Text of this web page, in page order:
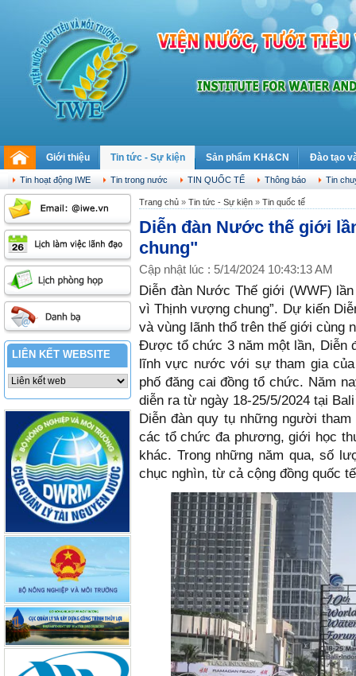
Giới thiệu Tin tức - Sự kiện Sản phẩm KH&CN Đào tạo
Tin hoạt động IWE Tin trong nước TIN QUỐC TẾ Thông báo Tin
Thứ bảy, 08.08.2026
LIÊN KẾT WEBSITE
Trang chủ » Tin tức - Sự kiện » Tin quốc tế
Diễn đàn Nước thế giới
chung"
Cập nhật lúc : 5/14/2024 10:43:13 AM
Diễn đàn Nước Thế giới (WWF)
vì Thịnh vượng chung”. Dự kiến
và vùng lãnh thổ trên thế giới cùng
Được tổ chức 3 năm một lần, Diễn
lĩnh vực nước với sự tham gia
phố đăng cai đồng tổ chức. Năm
diễn ra từ ngày 18-25/5/2024 tại
Diễn đàn quy tụ những người
các tổ chức đa phương, giới học
khác. Trong những năm qua, số
chục nghìn, từ cả cộng đồng quốc